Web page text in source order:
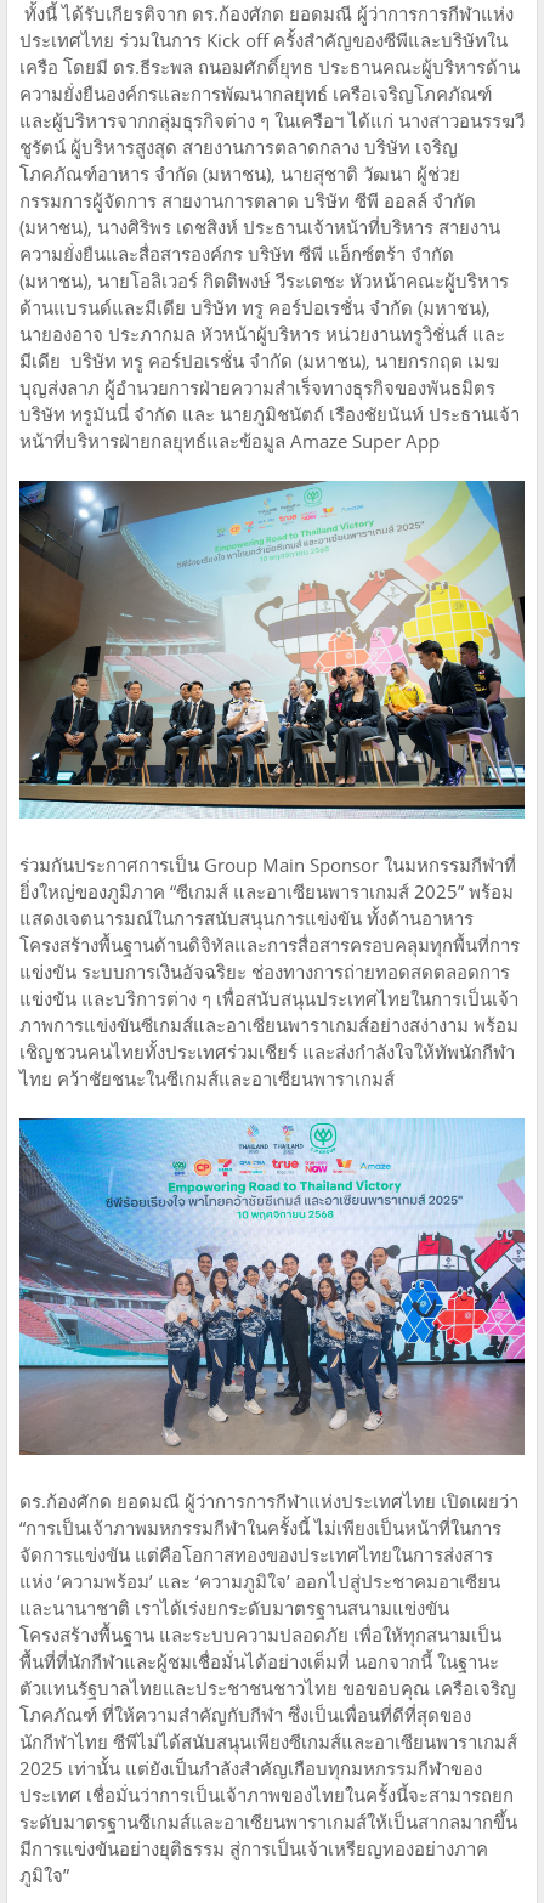
ทั้งนี้ ได้รับเกียรติจาก ดร.ก้องศักด ยอดมณี ผู้ว่าการการกีฬาแห่ง
ประเทศไทย ร่วมในการ Kick off ครั้งสำคัญของซีพีและบริษัทใน
เครือ โดยมี ดร.ธีระพล ถนอมศักดิ์ยุทธ ประธานคณะผู้บริหารด้าน
ความยั่งยืนองค์กรและการพัฒนากลยุทธ์ เครือเจริญโภคภัณฑ์
และผู้บริหารจากกลุ่มธุรกิจต่าง ๆ ในเครือฯ ได้แก่ นางสาวอนรรฆวี
ชูรัตน์ ผู้บริหารสูงสุด สายงานการตลาดกลาง บริษัท เจริญ
โภคภัณฑ์อาหาร จำกัด (มหาชน), นายสุชาติ วัฒนา ผู้ช่วย
กรรมการผู้จัดการ สายงานการตลาด บริษัท ซีพี ออลล์ จำกัด
(มหาชน), นางศิริพร เดชสิงห์ ประธานเจ้าหน้าที่บริหาร สายงาน
ความยั่งยืนและสื่อสารองค์กร บริษัท ซีพี แอ็กซ์ตร้า จำกัด
(มหาชน), นายโอลิเวอร์ กิตติพงษ์ วีระเตชะ หัวหน้าคณะผู้บริหาร
ด้านแบรนด์และมีเดีย บริษัท ทรู คอร์ปอเรชั่น จำกัด (มหาชน),
นายองอาจ ประภากมล หัวหน้าผู้บริหาร หน่วยงานทรูวิชั่นส์ และ
มีเดีย บริษัท ทรู คอร์ปอเรชั่น จำกัด (มหาชน), นายกรกฤต เมฆ
บุญส่งลาภ ผู้อำนวยการฝ่ายความสำเร็จทางธุรกิจของพันธมิตร
บริษัท ทรูมันนี่ จำกัด และ นายภูมิชนัตถ์ เรืองชัยนันท์ ประธานเจ้า
หน้าที่บริหารฝ่ายกลยุทธ์และข้อมูล Amaze Super App
ร่วมกันประกาศการเป็น Group Main Sponsor ในมหกรรมกีฬาที่
ยิ่งใหญ่ของภูมิภาค “ซีเกมส์ และอาเซียนพาราเกมส์ 2025” พร้อม
แสดงเจตนารมณ์ในการสนับสนุนการแข่งขัน ทั้งด้านอาหาร
โครงสร้างพื้นฐานด้านดิจิทัลและการสื่อสารครอบคลุมทุกพื้นที่การ
แข่งขัน ระบบการเงินอัจฉริยะ ช่องทางการถ่ายทอดสดตลอดการ
แข่งขัน และบริการต่าง ๆ เพื่อสนับสนุนประเทศไทยในการเป็นเจ้า
ภาพการแข่งขันซีเกมส์และอาเซียนพาราเกมส์อย่างสง่างาม พร้อม
เชิญชวนคนไทยทั้งประเทศร่วมเชียร์ และส่งกำลังใจให้ทัพนักกีฬา
ไทย คว้าชัยชนะในซีเกมส์และอาเซียนพาราเกมส์
ดร.ก้องศักด ยอดมณี ผู้ว่าการการกีฬาแห่งประเทศไทย เปิดเผยว่า
“การเป็นเจ้าภาพมหกรรมกีฬาในครั้งนี้ ไม่เพียงเป็นหน้าที่ในการ
จัดการแข่งขัน แต่คือโอกาสทองของประเทศไทยในการส่งสาร
แห่ง ‘ความพร้อม’ และ ‘ความภูมิใจ’ ออกไปสู่ประชาคมอาเซียน
และนานาชาติ เราได้เร่งยกระดับมาตรฐานสนามแข่งขัน
โครงสร้างพื้นฐาน และระบบความปลอดภัย เพื่อให้ทุกสนามเป็น
พื้นที่ที่นักกีฬาและผู้ชมเชื่อมั่นได้อย่างเต็มที่ นอกจากนี้ ในฐานะ
ตัวแทนรัฐบาลไทยและประชาชนชาวไทย ขอขอบคุณ เครือเจริญ
โภคภัณฑ์ ที่ให้ความสำคัญกับกีฬา ซึ่งเป็นเพื่อนที่ดีที่สุดของ
นักกีฬาไทย ซีพีไม่ได้สนับสนุนเพียงซีเกมส์และอาเซียนพาราเกมส์
2025 เท่านั้น แต่ยังเป็นกำลังสำคัญเกือบทุกมหกรรมกีฬาของ
ประเทศ เชื่อมั่นว่าการเป็นเจ้าภาพของไทยในครั้งนี้จะสามารถยก
ระดับมาตรฐานซีเกมส์และอาเซียนพาราเกมส์ให้เป็นสากลมากขึ้น
มีการแข่งขันอย่างยุติธรรม สู่การเป็นเจ้าเหรียญทองอย่างภาค
ภูมิใจ”